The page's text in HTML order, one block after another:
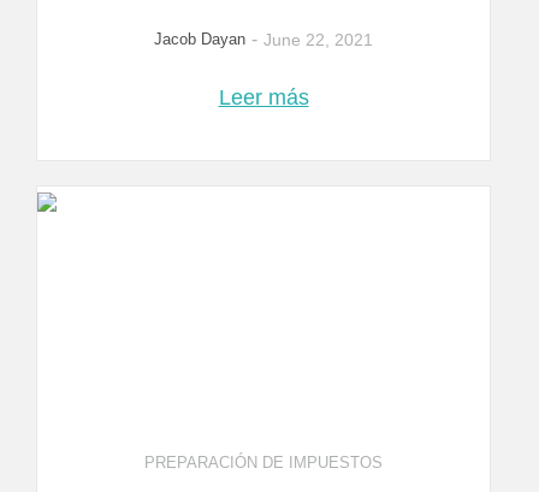
Jacob Dayan - June 22, 2021
Leer más
PREPARACIÓN DE IMPUESTOS